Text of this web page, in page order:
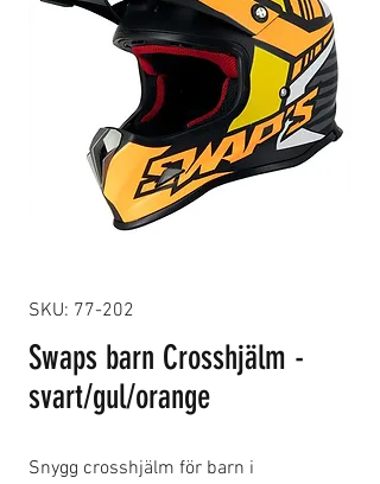
SKU: 77-202
Swaps barn Crosshjälm -
svart/gul/orange
Snygg crosshjälm för barn i